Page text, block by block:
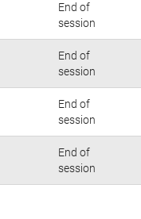
End of
session
End of
session
End of
session
End of
session